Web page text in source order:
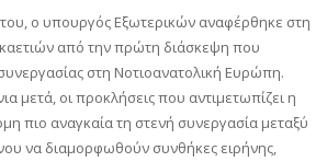
ο υπουργός Εξωτερικών αναφέρθηκε στη
από την πρώτη διάσκεψη που
στη Νοτιοανατολική Ευρώπη.
μετά, οι προκλήσεις που αντιμετωπίζει η
πιο αναγκαία τη στενή συνεργασία μεταξύ
να διαμορφωθούν συνθήκες ειρήνης,